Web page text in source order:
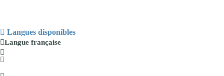
Langues disponibles
Langue française